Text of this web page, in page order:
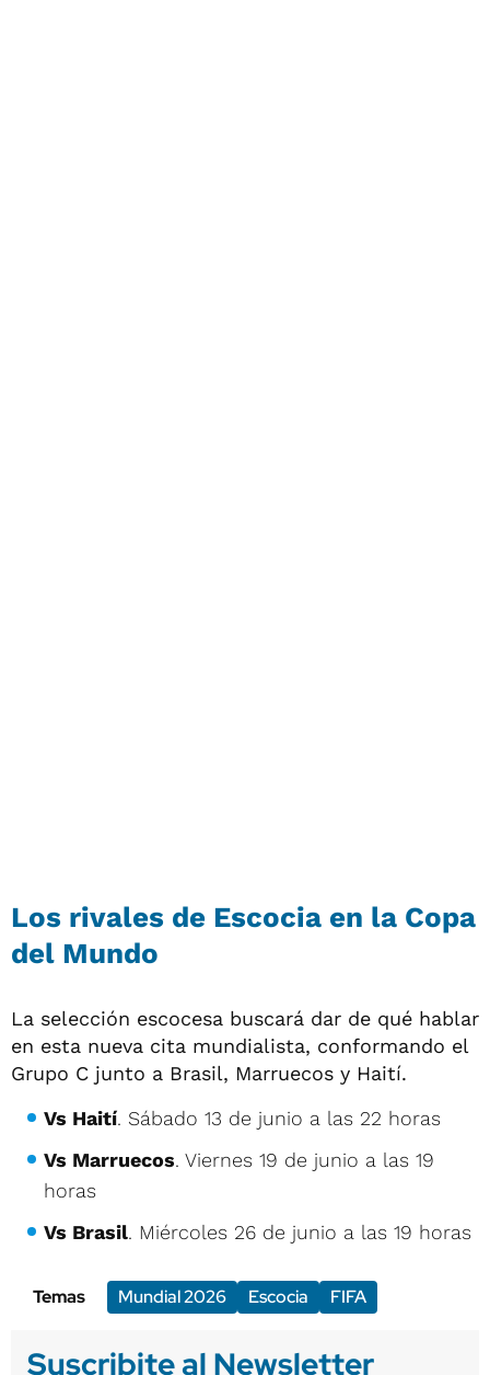
Los rivales de Escocia en la Copa
del Mundo
La selección escocesa buscará dar de qué hablar
en esta nueva cita mundialista, conformando el
Grupo C junto a Brasil, Marruecos y Haití.
Vs Haití. Sábado 13 de junio a las 22 horas
Vs Marruecos. Viernes 19 de junio a las 19
horas
Vs Brasil. Miércoles 26 de junio a las 19 horas
Temas Mundial 2026 Escocia FIFA
Suscribite al Newsletter